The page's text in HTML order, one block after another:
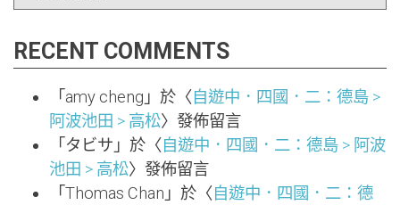
RECENT COMMENTS
「amy cheng 」於〈自遊中．四國．二：德島 >
阿波池田 > 高松〉發佈留言
「タビサ 」於〈自遊中．四國．二：德島 > 阿波
池田 > 高松〉發佈留言
「Thomas Chan 」於〈自遊中．四國．二：德